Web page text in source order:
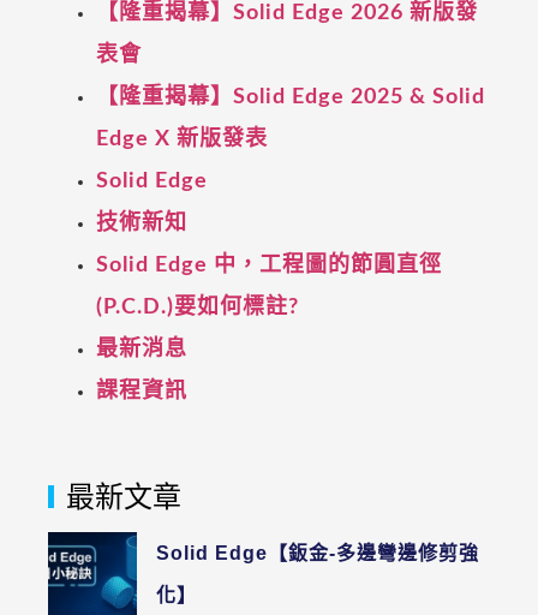
【隆重揭幕】Solid Edge 2026 新版發
表會
【隆重揭幕】Solid Edge 2025 & Solid
Edge X 新版發表
Solid Edge
技術新知
Solid Edge 中，工程圖的節圓直徑
(P.C.D.)要如何標註?
最新消息
課程資訊
最新文章
Solid Edge【鈑金-多邊彎邊修剪強
化】